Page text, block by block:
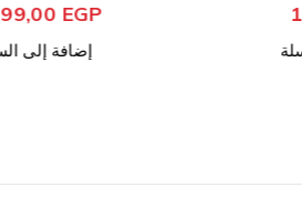
EGP
إضافة إلى السلة